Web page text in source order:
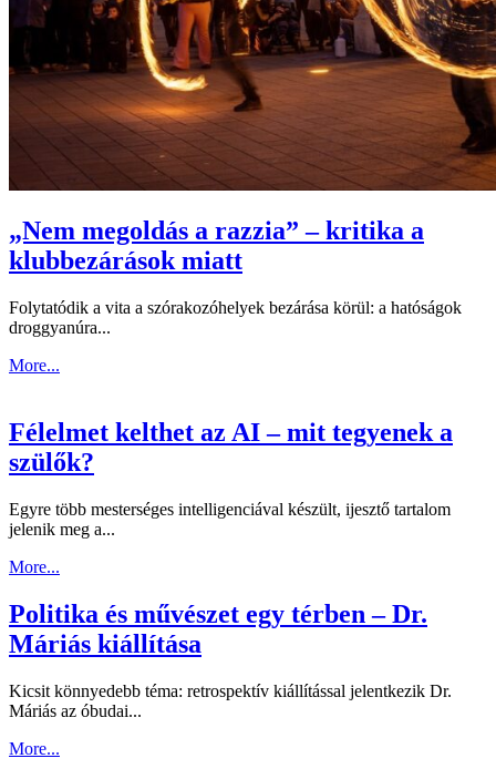
„Nem megoldás a razzia” – kritika a
klubbezárások miatt
Folytatódik a vita a szórakozóhelyek bezárása körül: a hatóságok
droggyanúra...
More...
Félelmet kelthet az AI – mit tegyenek a
szülők?
Egyre több mesterséges intelligenciával készült, ijesztő tartalom
jelenik meg a...
More...
Politika és művészet egy térben – Dr.
Máriás kiállítása
Kicsit könnyedebb téma: retrospektív kiállítással jelentkezik Dr.
Máriás az óbudai...
More...